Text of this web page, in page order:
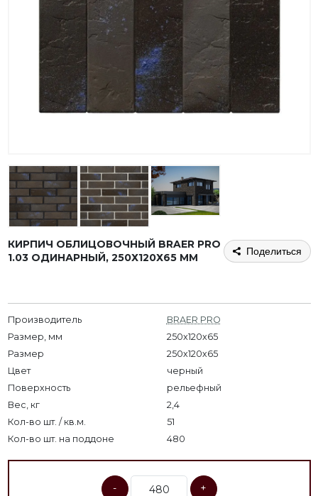
КИРПИЧ ОБЛИЦОВОЧНЫЙ BRAER PRO
1.03 ОДИНАРНЫЙ, 250Х120Х65 ММ
Поделиться
Производитель
BRAER PRO
Размер, мм
250x120x65
Размер
250х120х65
Цвет
черный
Поверхность
рельефный
Вес, кг
2,4
Кол-во шт. / кв.м.
51
Кол-во шт. на поддоне
480
- +